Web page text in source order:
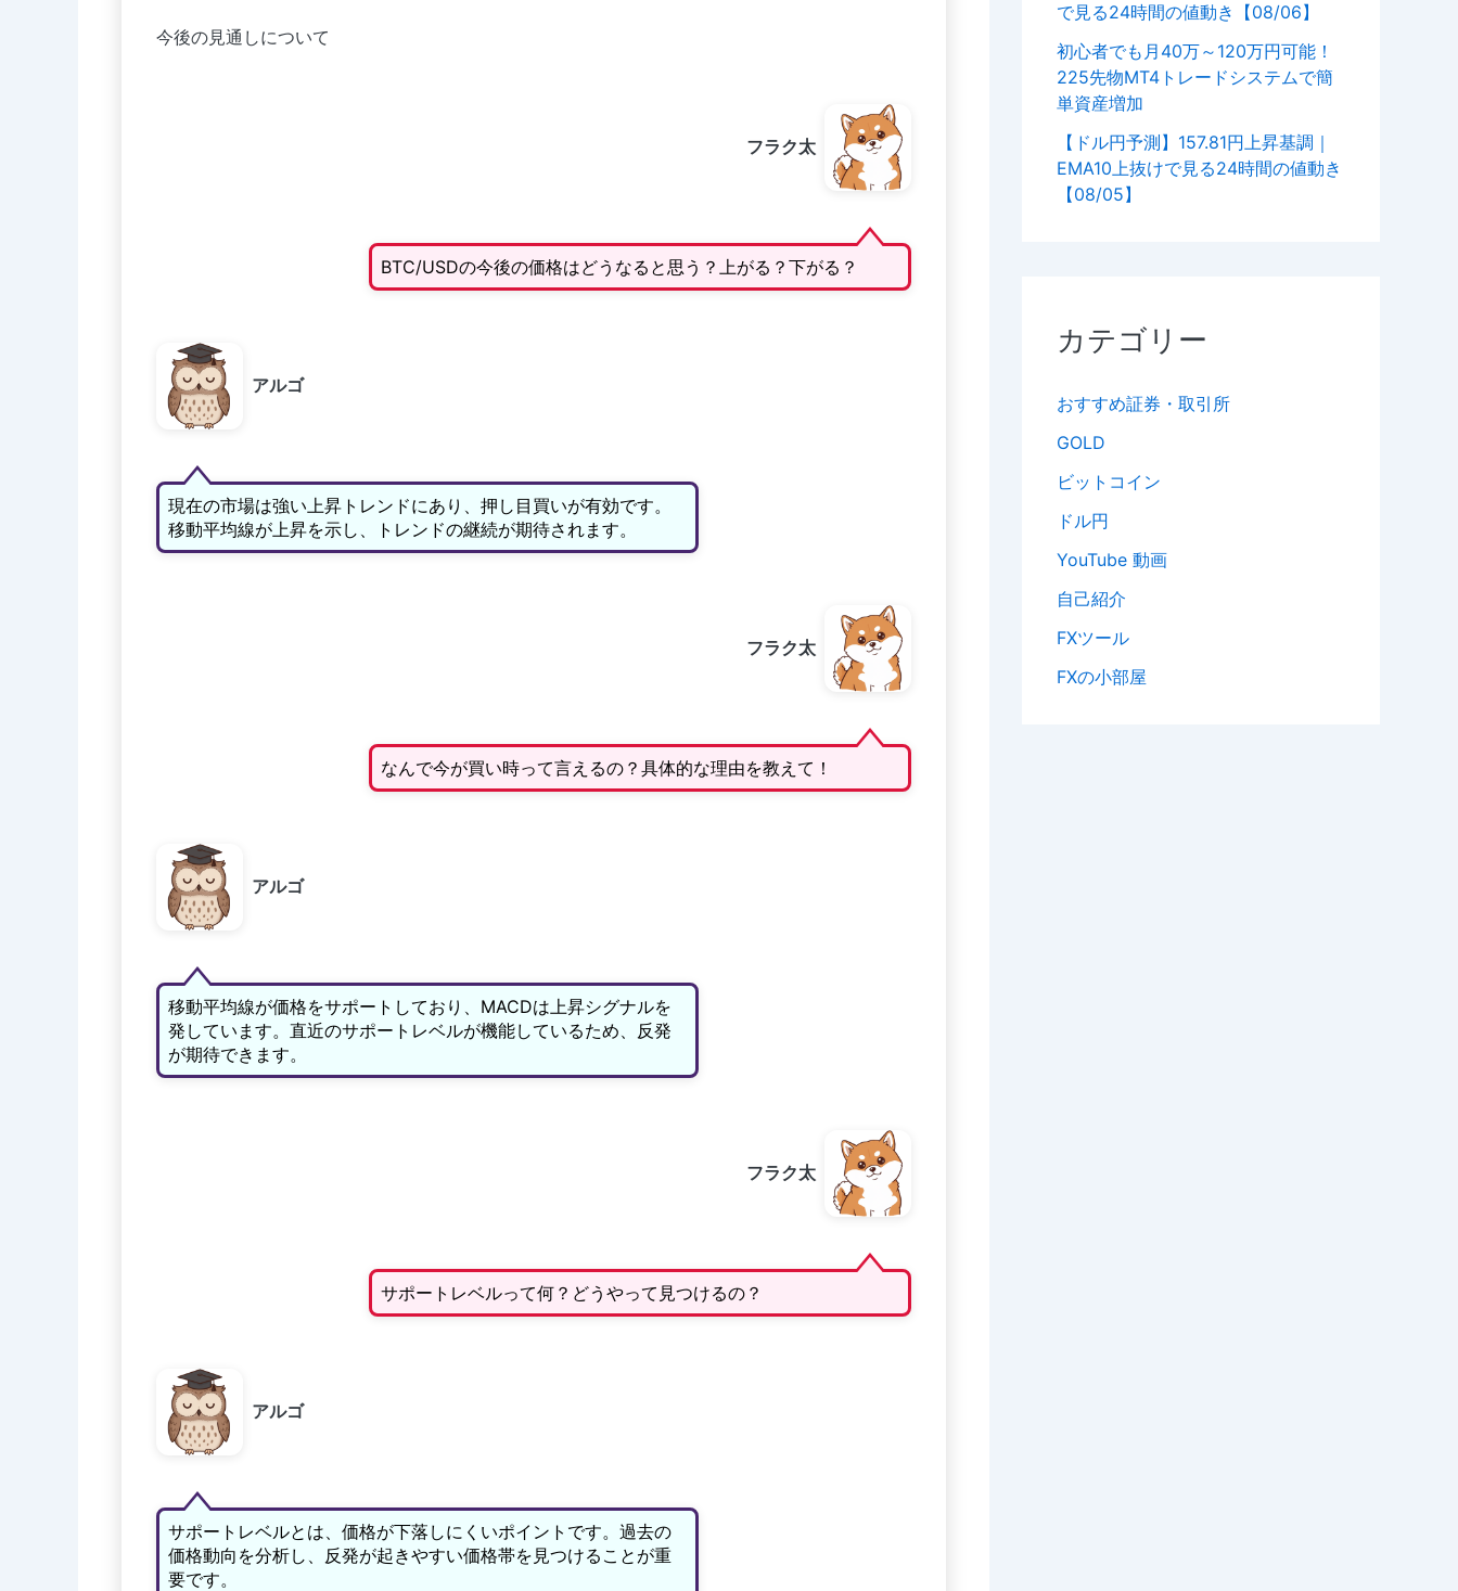
今後の見通しについて
フラク太
BTC/USDの今後の価格はどうなると思う？上がる？下がる？
アルゴ
現在の市場は強い上昇トレンドにあり、押し目買いが有効です。
移動平均線が上昇を示し、トレンドの継続が期待されます。
フラク太
なんで今が買い時って言えるの？具体的な理由を教えて！
アルゴ
移動平均線が価格をサポートしており、MACDは上昇シグナルを
発しています。直近のサポートレベルが機能しているため、反発
が期待できます。
フラク太
サポートレベルって何？どうやって見つけるの？
アルゴ
サポートレベルとは、価格が下落しにくいポイントです。過去の
価格動向を分析し、反発が起きやすい価格帯を見つけることが重
要です。
で見る24時間の値動き【08/06】
初心者でも月40万～120万円可能！
225先物MT4トレードシステムで簡
単資産増加
【ドル円予測】157.81円上昇基調｜
EMA10上抜けで見る24時間の値動き
【08/05】
カテゴリー
おすすめ証券・取引所
GOLD
ビットコイン
ドル円
YouTube 動画
自己紹介
FXツール
FXの小部屋